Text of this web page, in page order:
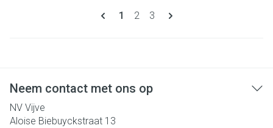
Pagina's
U lees momenteel pagina
1 Pagina
2 Pagina
3
Neem contact met ons op
NV Vijve
Aloise Biebuyckstraat 13